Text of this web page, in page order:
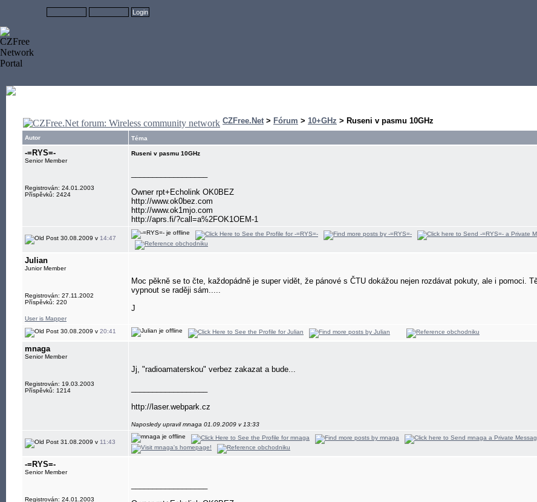
CZFree.Net > Fórum > 10+GHz > Ruseni v pasmu 10GHz
Autor
Téma
-=RYS=-
Senior Member
Registrován: 24.01.2003
Příspěvků: 2424
Ruseni v pasmu 10GHz
Owner rpt+Echolink OK0BEZ
http://www.ok0bez.com
http://www.ok1mjo.com
http://aprs.fi/?call=a%2FOK1OEM-1
30.08.2009 v 14:47
Julian
Junior Member
Registrován: 27.11.2002
Příspěvků: 220
User is Mapper
Moc pěkně se to čte, každopádně je super vidět, že pánové s ČTU dokážou nejen rozdávat pokuty, ale i pomoci.
vypnout se raději sám.....
J
30.08.2009 v 20:41
mnaga
Senior Member
Registrován: 19.03.2003
Příspěvků: 1214
Jj, "radioamaterskou" verbez zakazat a bude...
http://laser.webpark.cz
Naposledy upravil mnaga 01.09.2009 v 13:33
31.08.2009 v 11:43
-=RYS=-
Senior Member
Registrován: 24.01.2003